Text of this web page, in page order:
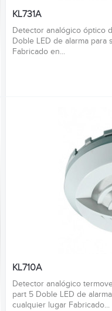
KL731A
Detector analógico óptico
Doble LED de alarma
Fabricado en...
KL710A
Detector analógico
part 5 Doble LED de
cualquier lugar Fabricado...